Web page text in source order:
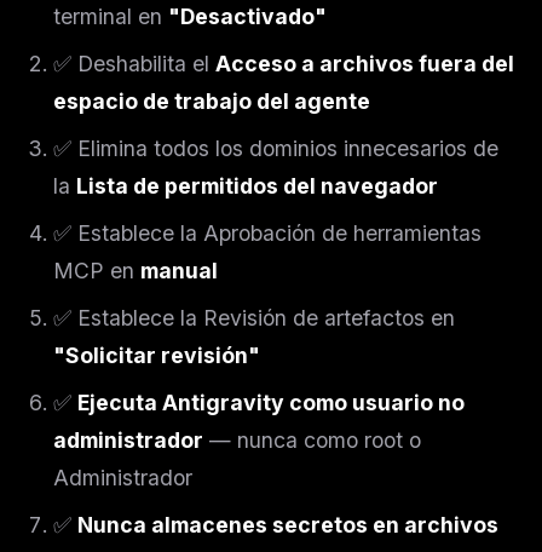
terminal en "Desactivado"
✅ Deshabilita el Acceso a archivos fuera del
espacio de trabajo del agente
✅ Elimina todos los dominios innecesarios de
la Lista de permitidos del navegador
✅ Establece la Aprobación de herramientas
MCP en manual
✅ Establece la Revisión de artefactos en
"Solicitar revisión"
✅ Ejecuta Antigravity como usuario no
administrador — nunca como root o
Administrador
✅ Nunca almacenes secretos en archivos